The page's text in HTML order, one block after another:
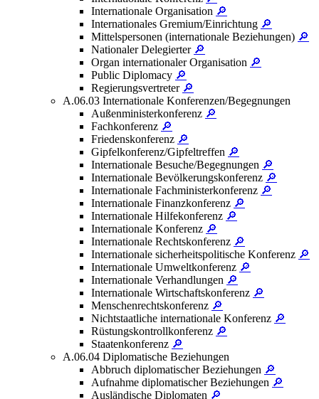
Internationale Organisation 🔎
Internationales Gremium/Einrichtung 🔎
Mittelspersonen (internationale Beziehungen) 🔎
Nationaler Delegierter 🔎
Organ internationaler Organisation 🔎
Public Diplomacy 🔎
Regierungsvertreter 🔎
A.06.03 Internationale Konferenzen/Begegnungen
Außenministerkonferenz 🔎
Fachkonferenz 🔎
Friedenskonferenz 🔎
Gipfelkonferenz/Gipfeltreffen 🔎
Internationale Besuche/Begegnungen 🔎
Internationale Bevölkerungskonferenz 🔎
Internationale Fachministerkonferenz 🔎
Internationale Finanzkonferenz 🔎
Internationale Hilfekonferenz 🔎
Internationale Konferenz 🔎
Internationale Rechtskonferenz 🔎
Internationale sicherheitspolitische Konferenz 🔎
Internationale Umweltkonferenz 🔎
Internationale Verhandlungen 🔎
Internationale Wirtschaftskonferenz 🔎
Menschenrechtskonferenz 🔎
Nichtstaatliche internationale Konferenz 🔎
Rüstungskontrollkonferenz 🔎
Staatenkonferenz 🔎
A.06.04 Diplomatische Beziehungen
Abbruch diplomatischer Beziehungen 🔎
Aufnahme diplomatischer Beziehungen 🔎
Ausländische Diplomaten 🔎